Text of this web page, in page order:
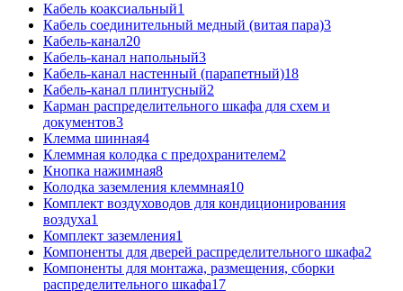
Кабель коаксиальный1
Кабель соединительный медный (витая пара)3
Кабель-канал20
Кабель-канал напольный3
Кабель-канал настенный (парапетный)18
Кабель-канал плинтусный2
Карман распределительного шкафа для схем и
документов3
Клемма шинная4
Клеммная колодка с предохранителем2
Кнопка нажимная8
Колодка заземления клеммная10
Комплект воздуховодов для кондиционирования
воздуха1
Комплект заземления1
Компоненты для дверей распределительного шкафа2
Компоненты для монтажа, размещения, сборки
распределительного шкафа17